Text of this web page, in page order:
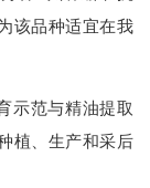
该品种适宜在我
示范与精油提取
植、生产和采后